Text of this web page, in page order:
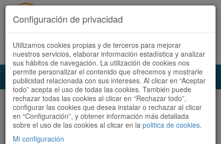
Accedeix Registra't ara Español Català
Audioruta Totes les rutes
Totes les rutes Ordenar per: Més recents / Dificultat
Configuración de privacidad
Utilizamos cookies propias y de terceros para mejorar
nuestros servicios, elaborar información estadística y analizar
sus hábitos de navegación. La utilización de cookies nos
permite personalizar el contenido que ofrecemos y mostrarle
publicidad relacionada con sus intereses. Al clicar en “Aceptar
todo” acepta el uso de todas las cookies. También puede
rechazar todas las cookies al clicar en “Rechazar todo”,
configurar las cookies que desea instalar o rechazar al clicar
en “Configuración”, y obtener información más detallada
sobre el uso de las cookies al clicar en la politica de cookies.
Mi configuración